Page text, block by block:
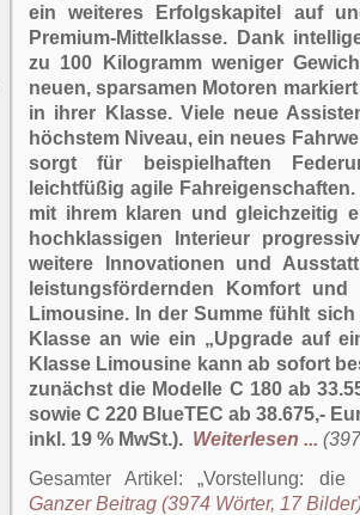
ein weiteres Erfolgskapitel auf
Premium-Mittelklasse. Dank
zu 100 Kilogramm weniger
neuen, sparsamen Motoren
in ihrer Klasse. Viele neue
höchstem Niveau, ein neues
sorgt für beispielhaften
leichtfüßig agile
mit ihrem klaren und gleichzeitig
hochklassigen Interieur
weitere Innovationen und
leistungsfördernden Komfort
Limousine. In der Summe fühlt
Klasse an wie ein „Upgrade auf
Klasse Limousine kann ab sofort
zunächst die Modelle C 180 ab
sowie C 220 BlueTEC ab 38.675,-
inkl. 19 % MwSt.). Weiterlesen ...
Gesamter Artikel: Vorstellung: die
Ganzer Beitrag (3974 Wörter, 17